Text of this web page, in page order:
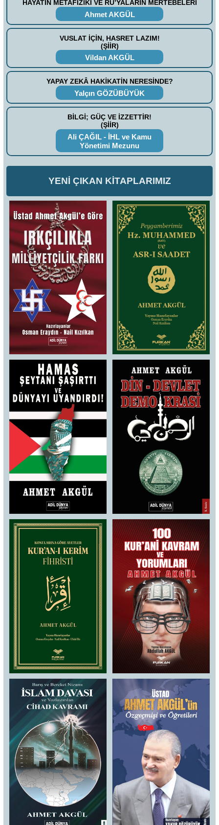
HAYATIN METAFİZİKİ VE RÜ’YALARIN MERTEBELERİ
Ahmet AKGÜL
VUSLAT İÇİN, HASRET LAZIM!
(ŞİİR)
Vildan AKGÜL
YAPAY ZEKÂ HAKİKATİN NERESİNDE?
Yalçın GÖZÜBÜYÜK
BİLGİ; GÜÇ VE İZZETTİR!
(ŞİİR)
Ali ÇAĞIL - İHL ve Kamu
Yönetimi Mezunu
YENİ ÇIKAN KİTAPLARIMIZ